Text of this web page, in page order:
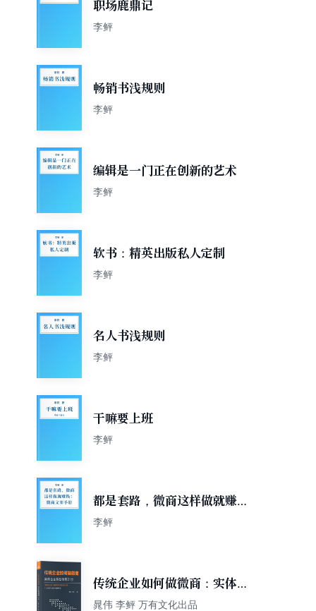
职场鹿鼎记
李鲆
畅销书浅规则
李鲆
编辑是一门正在创新的艺术
李鲆
软书：精英出版私人定制
李鲆
名人书浅规则
李鲆
干嘛要上班
李鲆
都是套路，微商这样做就赚
钱：微商文案手册
李鲆
传统企业如何做微商：实体企
业转型微商21步
晁伟 李鲆 万有文化出品